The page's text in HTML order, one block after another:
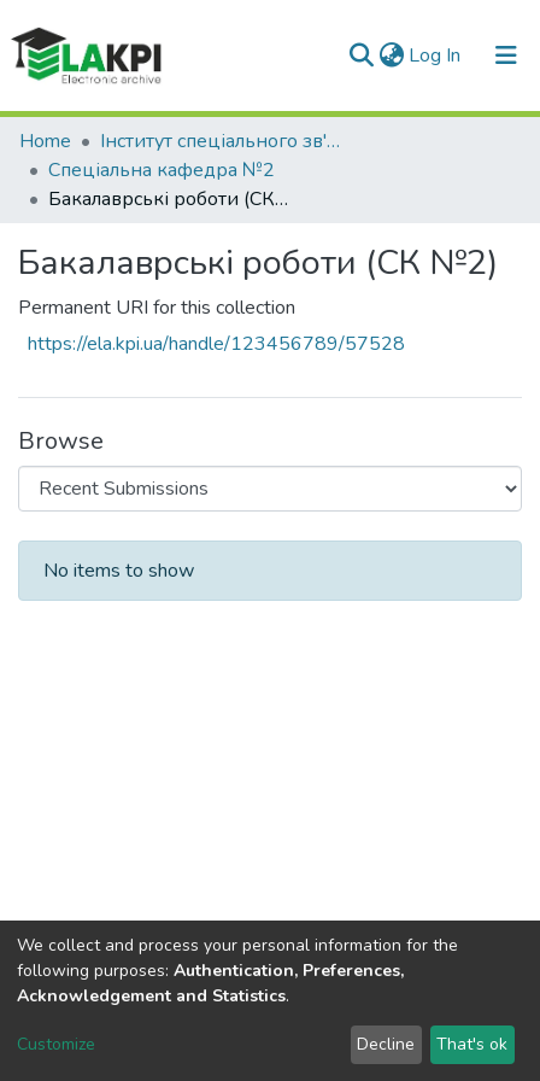
Log In (current)
Communities & Collections
All of DSpace
Home
Інститут спеціального зв'язку та захисту інформації (ІСЗЗІ)
Спеціальна кафедра №2
Бакалаврські роботи (СК №2)
Бакалаврські роботи (СК №2)
Permanent URI for this collection
https://ela.kpi.ua/handle/123456789/57528
Browse
Recent Submissions
No items to show
DSpace software copyright © 2002-2026 LYRASIS
Send Feedback
We collect and process your personal information for the
following purposes: Authentication, Preferences,
Acknowledgement and Statistics.
Customize Decline That's ok